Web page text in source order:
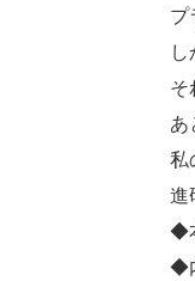
プ
し
そ
あ
私
進
◆
◆